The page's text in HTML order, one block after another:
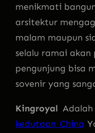
menikmati
arsitektur
malam maupun
selalu ramai akan
pengunjung bisa
sovenir yang
Kingroyal Adalah
kedutaan China